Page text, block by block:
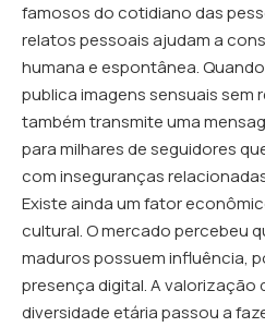
famosos do cotidiano das
relatos pessoais ajudam a
humana e espontânea.
publica imagens sensuais sem
também transmite uma
para milhares de seguidores
com inseguranças
Existe ainda um fator
cultural. O mercado percebeu
maduros possuem influência,
presença digital. A valorização
diversidade etária passou a